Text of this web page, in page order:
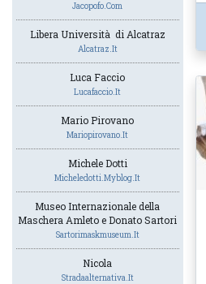
Jacopofo.com
Libera Università di Alcatraz
Alcatraz.it
Luca Faccio
Lucafaccio.it
Mario Pirovano
Mariopirovano.it
Michele Dotti
Micheledotti.myblog.it
Museo Internazionale della
Maschera Amleto e Donato Sartori
Sartorimaskmuseum.it
Nicola
Stradaalternativa.it